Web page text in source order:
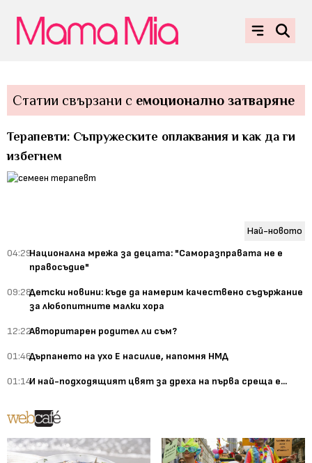
Статии свързани с емоционално затваряне
Терапевти: Съпружеските оплаквания и как да ги
избегнем
Най-новото
04:29Национална мрежа за децата: "Саморазправата не е
правосъдие"
09:28Детски новини: къде да намерим качествено съдържание
за любопитните малки хора
12:22Авторитарен родител ли съм?
01:46Дърпането на ухо Е насилие, напомня НМД
01:14И най-подходящият цвят за дреха на първа среща е...